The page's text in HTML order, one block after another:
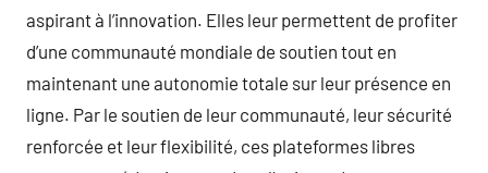
aspirant à l’innovation. Elles leur permettent de profiter
d’une communauté mondiale de soutien tout en
maintenant une autonomie totale sur leur présence en
ligne. Par le soutien de leur communauté, leur sécurité
renforcée et leur flexibilité, ces plateformes libres